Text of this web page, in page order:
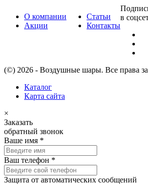
О компании
Акции
Статьи
Контакты
в
(©) 2026 - Воздушные шары. Все права
Каталог
Карта сайта
×
Заказать
обратный звонок
Ваше имя *
Ваш телефон *
Защита от автоматических сообщений